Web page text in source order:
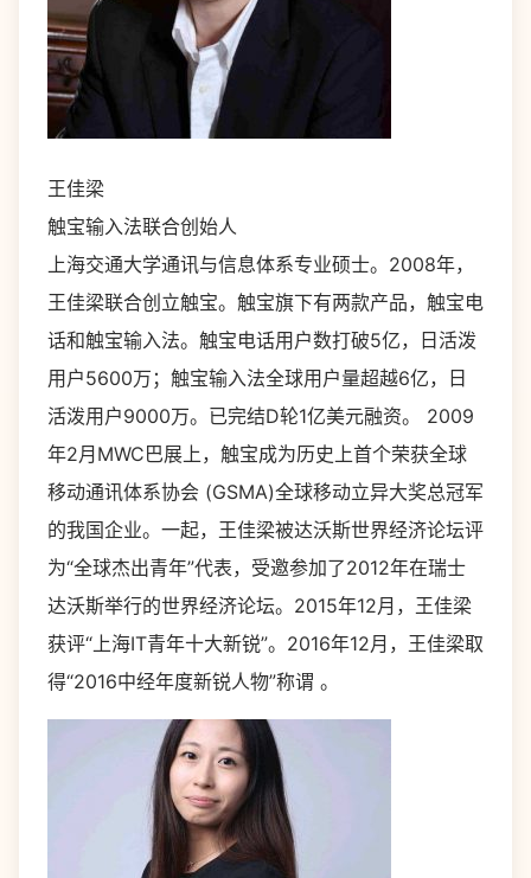
王佳梁
触宝输入法联合创始人
上海交通大学通讯与信息体系专业硕士。2008年，
王佳梁联合创立触宝。触宝旗下有两款产品，触宝电
话和触宝输入法。触宝电话用户数打破5亿，日活泼
用户5600万；触宝输入法全球用户量超越6亿，日
活泼用户9000万。已完结D轮1亿美元融资。 2009
年2月MWC巴展上，触宝成为历史上首个荣获全球
移动通讯体系协会 (GSMA)全球移动立异大奖总冠军
的我国企业。一起，王佳梁被达沃斯世界经济论坛评
为“全球杰出青年”代表，受邀参加了2012年在瑞士
达沃斯举行的世界经济论坛。2015年12月，王佳梁
获评“上海IT青年十大新锐”。2016年12月，王佳梁取
得“2016中经年度新锐人物”称谓 。